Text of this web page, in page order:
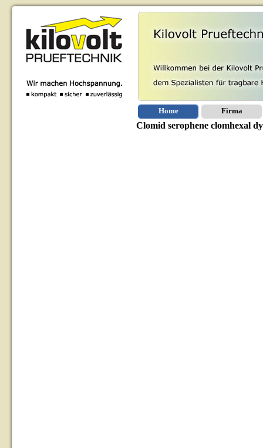
Home Firma
Clomid serophene clomhexal